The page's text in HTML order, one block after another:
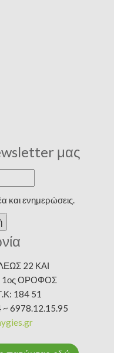
μας
ενημερώσεις.
22 ΚΑΙ
1ος ΟΡΟΦΟΣ
184 51
6978.12.15.95